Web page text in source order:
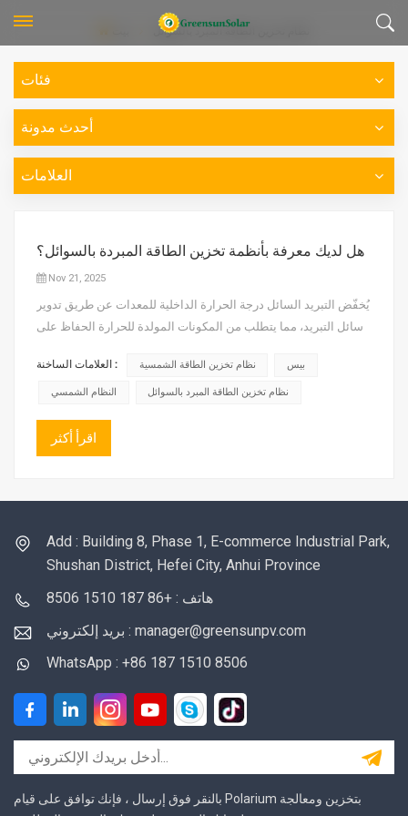
نظام تخزين الطاقة المبرد بالسوائل
فئات
أحدث مدونة
العلامات
هل لديك معرفة بأنظمة تخزين الطاقة المبردة بالسوائل؟
Nov 21, 2025
يُخفّض التبريد السائل درجة الحرارة الداخلية للمعدات عن طريق تدوير
سائل التبريد، مما يتطلب من المكونات المولدة للحرارة الحفاظ على
التبريد السائل الحرارة في نهاية المطاف إلى البيئة الخارجية عبر مبرد
سائل. ونظرًا لاحتواء المعدات على سائل،...
العلامات الساخنة : نظام تخزين الطاقة الشمسية بيس
النظام الشمسي نظام تخزين الطاقة المبرد بالسوائل
اقرأ أكثر
Add : Building 8, Phase 1, E-commerce Industrial Park,
Shushan District, Hefei City, Anhui Province
هاتف : +86 187 1510 8506
بريد إلكتروني : manager@greensunpv.com
WhatsApp : +86 187 1510 8506
بالنقر فوق إرسال ، فإنك توافق على قيام Polarium بتخزين ومعالجة